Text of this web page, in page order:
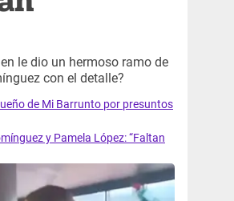
le dio un hermoso ramo de
con el detalle?
de Mi Barrunto por presuntos
y Pamela López: “Faltan